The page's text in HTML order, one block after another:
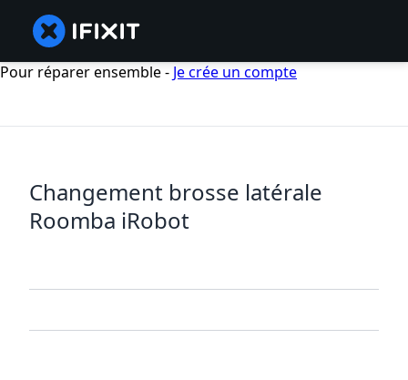
Pour réparer ensemble - Je crée un compte
Changement brosse latérale
Roomba iRobot